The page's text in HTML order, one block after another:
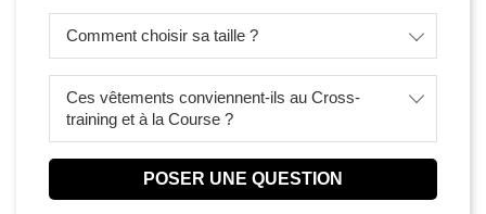
Comment choisir sa taille ?
Ces vêtements conviennent-ils au Cross-
training et à la Course ?
POSER UNE QUESTION